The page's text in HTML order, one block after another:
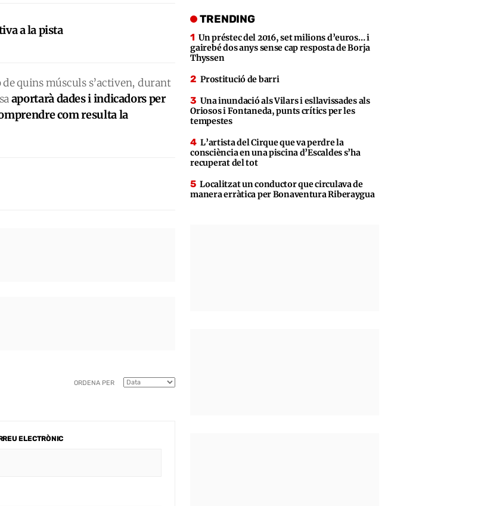
a la pista
quins músculs s’activen, durant
aportarà dades i indicadors per
com resulta la
ORDENA PER
ELECTRÒNIC
TRENDING
Un préstec del 2016, set milions d’euros… i
gairebé dos anys sense cap resposta de Borja
Thyssen
Prostitució de barri
Una inundació als Vilars i esllavissades als
Oriosos i Fontaneda, punts crítics per les
tempestes
L’artista del Cirque que va perdre la
consciència en una piscina d’Escaldes s’ha
recuperat del tot
Localitzat un conductor que circulava de
manera erràtica per Bonaventura Riberaygua